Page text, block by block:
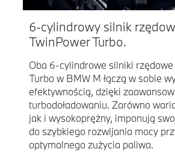
6-cylindrowy silnik
TwinPower Turbo.
Oba 6-cylindrowe silniki
Turbo w BMW M łączą w sobie
efektywnością, dzięki
turbodoładowaniu. Zarówno
jak i wysokoprężny, imponują
do szybkiego rozwijania mocy
optymalnego zużycia paliwa.